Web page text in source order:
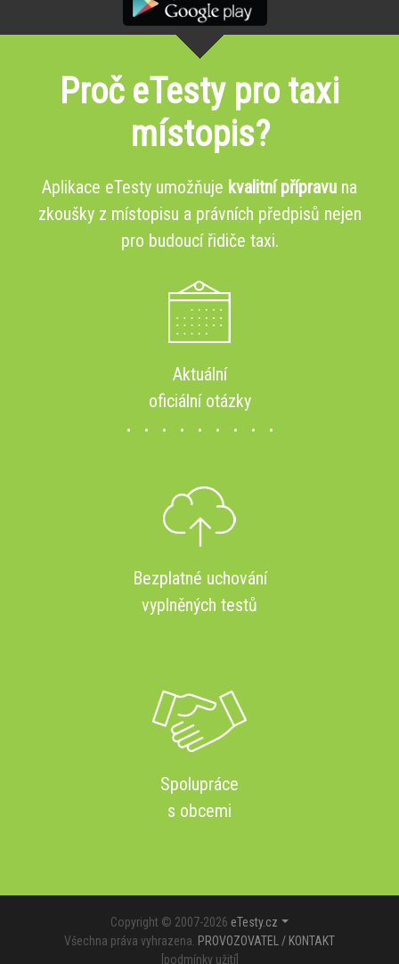
Proč eTesty pro taxi
místopis?
Aplikace eTesty umožňuje kvalitní přípravu na
zkoušky z místopisu a právních předpisů nejen
pro budoucí řidiče taxi.
Aktuální
oficiální otázky
Bezplatné uchování
vyplněných testů
Spolupráce
s obcemi
Copyright © 2007-2026 eTesty.cz
Všechna práva vyhrazena. PROVOZOVATEL / KONTAKT
podmínky užití]